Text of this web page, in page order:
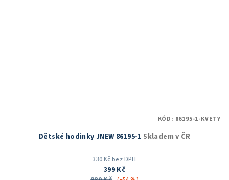
Dětské hodinky JNEW 86195-1 Skladem v ČR
330 Kč bez DPH
399 Kč
KÓD: 86195-1-KVETY